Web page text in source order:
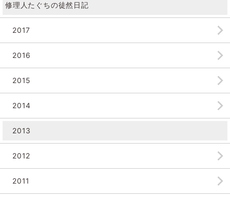
修理人たぐちの徒然日記
2017
2016
2015
2014
2013
2012
2011